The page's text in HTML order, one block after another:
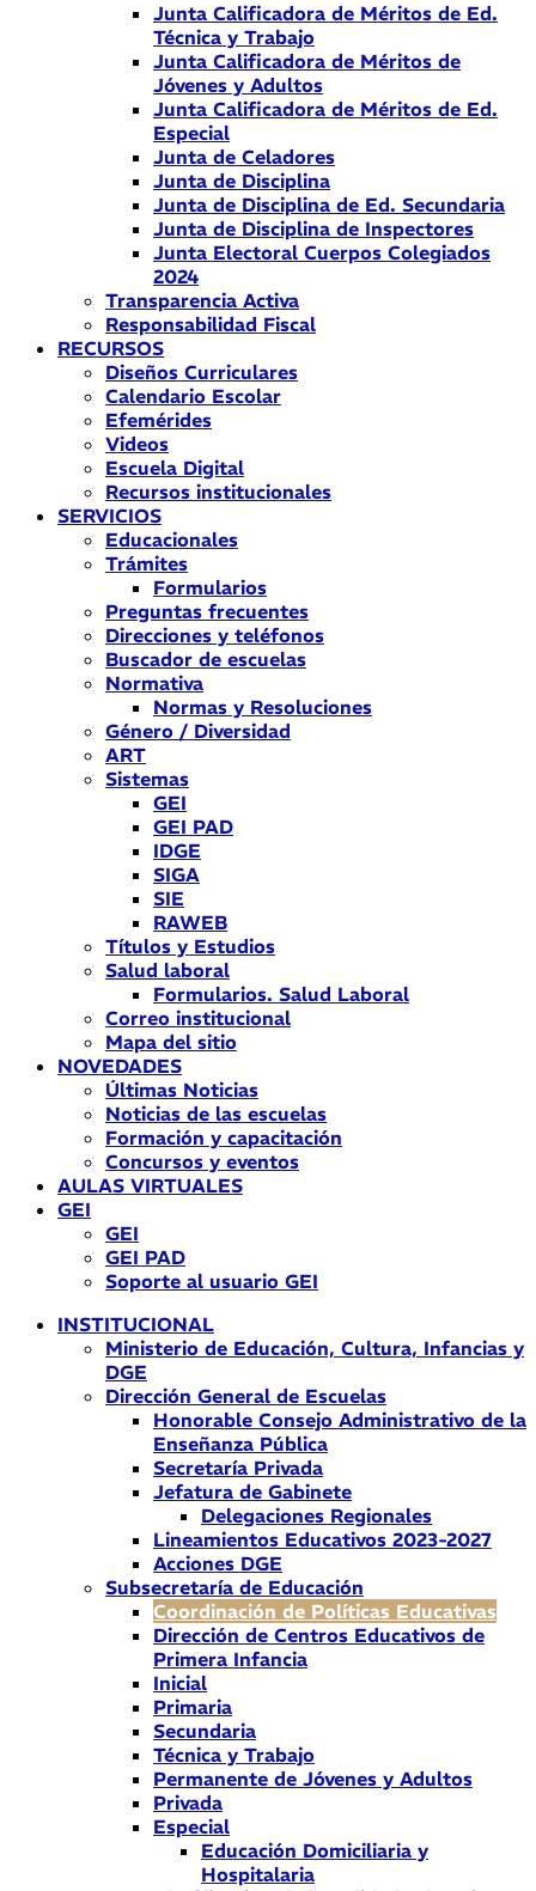
Junta Calificadora de Méritos de Ed.
Técnica y Trabajo
Junta Calificadora de Méritos de
Jóvenes y Adultos
Junta Calificadora de Méritos de Ed.
Especial
Junta de Celadores
Junta de Disciplina
Junta de Disciplina de Ed. Secundaria
Junta de Disciplina de Inspectores
Junta Electoral Cuerpos Colegiados
2024
Transparencia Activa
Responsabilidad Fiscal
RECURSOS
Diseños Curriculares
Calendario Escolar
Efemérides
Videos
Escuela Digital
Recursos institucionales
SERVICIOS
Educacionales
Trámites
Formularios
Preguntas frecuentes
Direcciones y teléfonos
Buscador de escuelas
Normativa
Normas y Resoluciones
Género / Diversidad
ART
Sistemas
GEI
GEI PAD
IDGE
SIGA
SIE
RAWEB
Títulos y Estudios
Salud laboral
Formularios. Salud Laboral
Correo institucional
Mapa del sitio
NOVEDADES
Últimas Noticias
Noticias de las escuelas
Formación y capacitación
Concursos y eventos
AULAS VIRTUALES
GEI
GEI
GEI PAD
Soporte al usuario GEI
INSTITUCIONAL
Ministerio de Educación, Cultura, Infancias y
DGE
Dirección General de Escuelas
Honorable Consejo Administrativo de la
Enseñanza Pública
Secretaría Privada
Jefatura de Gabinete
Delegaciones Regionales
Lineamientos Educativos 2023-2027
Acciones DGE
Subsecretaría de Educación
Coordinación de Políticas Educativas
Dirección de Centros Educativos de
Primera Infancia
Inicial
Primaria
Secundaria
Técnica y Trabajo
Permanente de Jóvenes y Adultos
Privada
Especial
Educación Domiciliaria y
Hospitalaria